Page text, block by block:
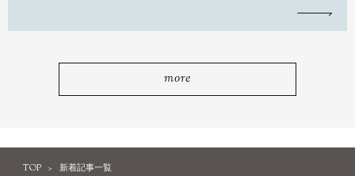
more
TOP 新着記事一覧